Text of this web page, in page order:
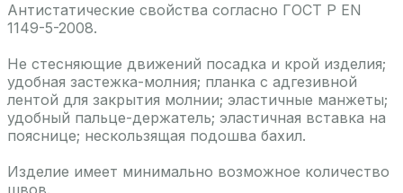
Антистатические свойства согласно ГОСТ Р EN
1149-5-2008.
Не стесняющие движений посадка и крой изделия;
удобная застежка-молния; планка с адгезивной
лентой для закрытия молнии; эластичные манжеты;
удобный пальце-держатель; эластичная вставка на
пояснице; нескользящая подошва бахил.
Изделие имеет минимально возможное количество
швов.